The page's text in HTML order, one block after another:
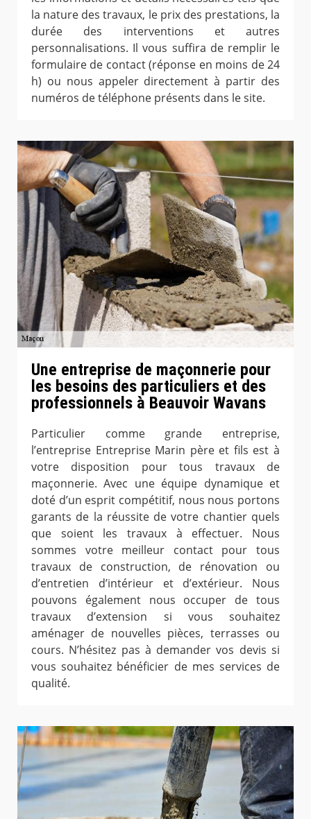
la nature des travaux, le prix des prestations, la
durée des interventions et autres
personnalisations. Il vous suffira de remplir le
formulaire de contact (réponse en moins de 24
h) ou nous appeler directement à partir des
numéros de téléphone présents dans le site.
Une entreprise de maçonnerie pour
les besoins des particuliers et des
professionnels à Beauvoir Wavans
Particulier comme grande entreprise,
l’entreprise Entreprise Marin père et fils est à
votre disposition pour tous travaux de
maçonnerie. Avec une équipe dynamique et
doté d’un esprit compétitif, nous nous portons
garants de la réussite de votre chantier quels
que soient les travaux à effectuer. Nous
sommes votre meilleur contact pour tous
travaux de construction, de rénovation ou
d’entretien d’intérieur et d’extérieur. Nous
pouvons également nous occuper de tous
travaux d’extension si vous souhaitez
aménager de nouvelles pièces, terrasses ou
cours. N’hésitez pas à demander vos devis si
vous souhaitez bénéficier de mes services de
qualité.